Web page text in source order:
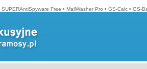
SUPERAntiSpyware Free • MailWasher Pro • GS-Calc • GS-